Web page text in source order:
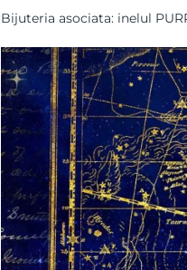
Bijuteria asociata: inelul